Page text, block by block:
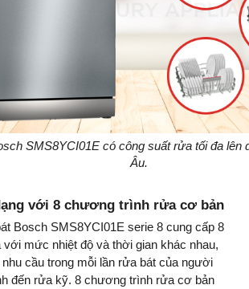
SMS8YCI01E có công suất rửa tối đa lên
Âu.
với 8 chương trình rửa cơ bản
Bosch SMS8YCI01E serie 8 cung cấp 8
mức nhiệt độ và thời gian khác nhau,
cầu trong mỗi lần rửa bát của người
đến rửa kỹ. 8 chương trình rửa cơ bản